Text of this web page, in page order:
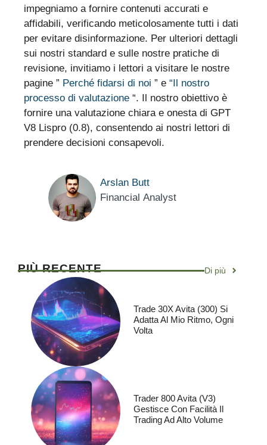
impegniamo a fornire contenuti accurati e
affidabili, verificando meticolosamente tutti i dati
per evitare disinformazione. Per ulteriori dettagli
sui nostri standard e sulle nostre pratiche di
revisione, invitiamo i lettori a visitare le nostre
pagine ” Perché fidarsi di noi ” e “Il nostro
processo di valutazione “. Il nostro obiettivo è
fornire una valutazione chiara e onesta di GPT
V8 Lispro (0.8), consentendo ai nostri lettori di
prendere decisioni consapevoli.
Arslan Butt
Financial Analyst
PIÙ RECENTE Di più
Trade 30X Avita (300) Si
Adatta Al Mio Ritmo, Ogni
Volta
Trader 800 Avita (V3)
Gestisce Con Facilità Il
Trading Ad Alto Volume